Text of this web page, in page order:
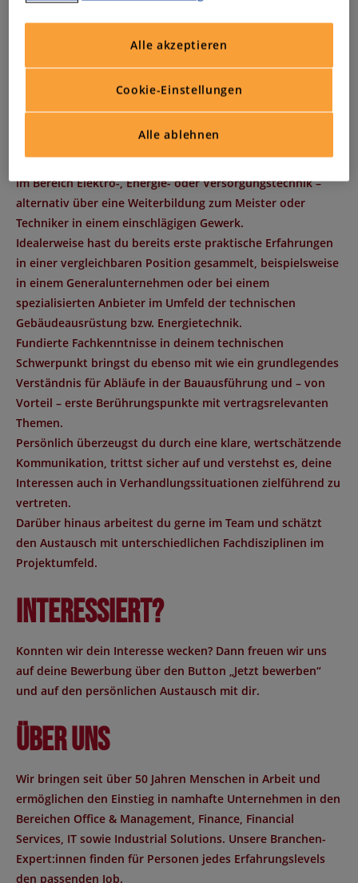
und arbeitest dabei eng mit allen Projektbeteiligten,
Baupartnern und Auftraggebern zusammen.
Profil
Du verfügst über ein erfolgreich abgeschlossenes Studium
im Bereich Elektro-, Energie- oder Versorgungstechnik –
alternativ über eine Weiterbildung zum Meister oder
Techniker in einem einschlägigen Gewerk.
Idealerweise hast du bereits erste praktische Erfahrungen
in einer vergleichbaren Position gesammelt, beispielsweise
in einem Generalunternehmen oder bei einem
spezialisierten Anbieter im Umfeld der technischen
Gebäudeausrüstung bzw. Energietechnik.
Fundierte Fachkenntnisse in deinem technischen
Schwerpunkt bringst du ebenso mit wie ein grundlegendes
Verständnis für Abläufe in der Bauausführung und – von
Vorteil – erste Berührungspunkte mit vertragsrelevanten
Themen.
Persönlich überzeugst du durch eine klare, wertschätzende
Kommunikation, trittst sicher auf und verstehst es, deine
Interessen auch in Verhandlungssituationen zielführend zu
vertreten.
Darüber hinaus arbeitest du gerne im Team und schätzt
den Austausch mit unterschiedlichen Fachdisziplinen im
Projektumfeld.
Interessiert?
Konnten wir dein Interesse wecken? Dann freuen wir uns
auf deine Bewerbung über den Button „Jetzt bewerben“
und auf den persönlichen Austausch mit dir.
Über uns
Wir bringen seit über 50 Jahren Menschen in Arbeit und
ermöglichen den Einstieg in namhafte Unternehmen in den
Bereichen Office & Management, Finance, Financial
Services, IT sowie Industrial Solutions. Unsere Branchen-
Expert:innen finden für Personen jedes Erfahrungslevels
den passenden Job.
Cookie-Einstellungen
Alle ablehnen
Alle akzeptieren